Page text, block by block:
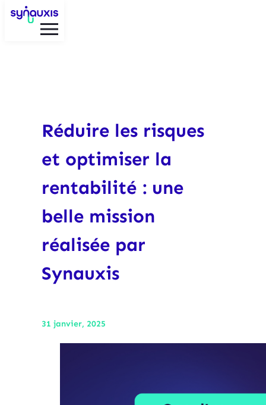
Aller
Réduire les risques
et optimiser la
rentabilité : une
belle mission
réalisée par
Synauxis
31 janvier, 2025